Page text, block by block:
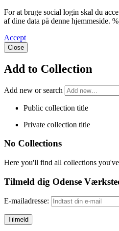
For at bruge social login skal du
af dine data på denne hjemmeside.
Accept
Close
Add to Collection
Add new or search
Public collection title
Private collection title
No Collections
Here you'll find all collections you've
Tilmeld dig Odense
E-mailadresse: